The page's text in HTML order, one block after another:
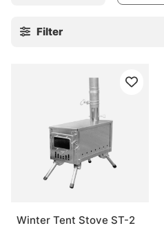
Filter
Winter Tent Stove ST-2